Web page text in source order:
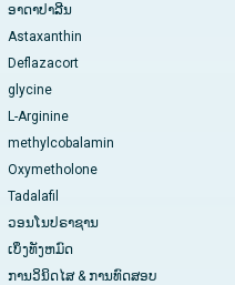
ອາດາປາລີນ
Astaxanthin
Deflazacort
glycine
L-Arginine
methylcobalamin
Oxymetholone
Tadalafil
ວອນໂນປຣາຊານ
ເບິ່ງທັງຫມົດ
ການວິນິດໄສ & ການທົດສອບ